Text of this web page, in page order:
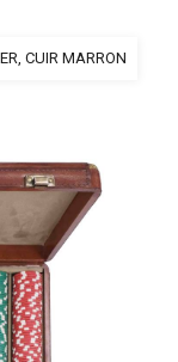
CUIR MARRON